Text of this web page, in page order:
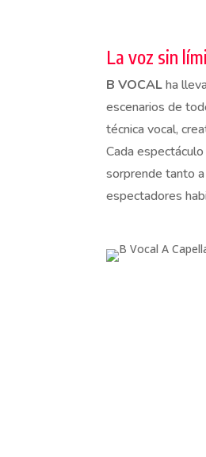
La voz sin
B VOCALha
escenarios de
técnica vocal,
Cada
sorprende tanto
espectadores